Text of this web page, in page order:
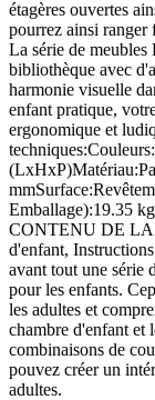
étagères ouvertes
pourrez ainsi ranger
La série de
bibliothèque avec
harmonie visuelle
enfant pratique,
ergonomique et
Emballage):19.35
CONTENU DE LA
d'enfant,
avant tout une série
pour les enfants.
les adultes et
chambre d'enfant et
combinaisons de
pouvez créer un
adultes.